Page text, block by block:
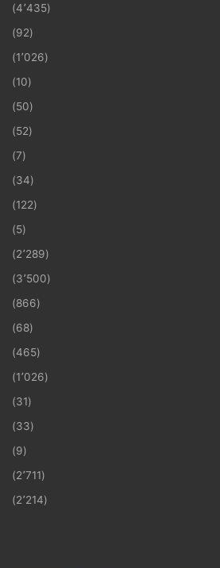
(4٬435)
(92)
(1٬026)
(10)
(50)
(52)
(7)
(34)
(122)
(5)
(2٬289)
(3٬500)
(866)
(68)
(465)
(1٬026)
(31)
(33)
(9)
(2٬711)
(2٬214)